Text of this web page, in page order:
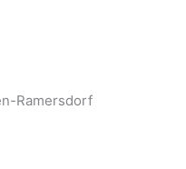
Ramersdorf